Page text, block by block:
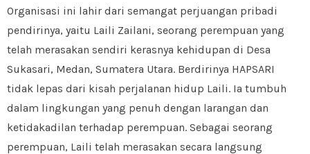
Organisasi ini lahir dari semangat perjuangan pribadi
pendirinya, yaitu Laili Zailani, seorang perempuan yang
telah merasakan sendiri kerasnya kehidupan di Desa
Sukasari, Medan, Sumatera Utara. Berdirinya HAPSARI
tidak lepas dari kisah perjalanan hidup Laili. Ia tumbuh
dalam lingkungan yang penuh dengan larangan dan
ketidakadilan terhadap perempuan. Sebagai seorang
perempuan, Laili telah merasakan secara langsung